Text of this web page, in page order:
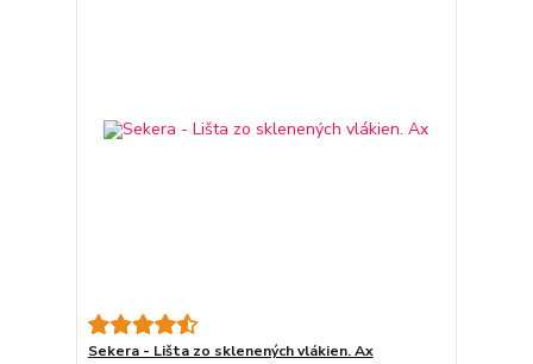
Sekera - Lišta zo sklenených vlákien. Ax